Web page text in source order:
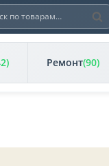
Поиск
Ремонт(90)